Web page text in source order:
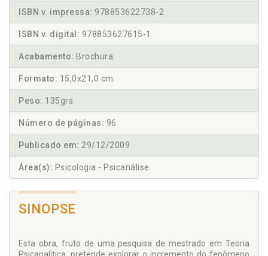
ISBN v. impressa: 978853622738-2
ISBN v. digital: 978853627615-1
Acabamento: Brochura
Formato: 15,0x21,0 cm
Peso: 135grs.
Número de páginas: 96
Publicado em: 29/12/2009
Área(s): Psicologia - Psicanálise
SINOPSE
Esta obra, fruto de uma pesquisa de mestrado em Teoria